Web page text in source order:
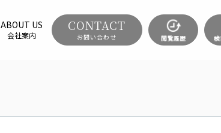
ABOUT US
会社案内
CONTACT
お問い合わせ